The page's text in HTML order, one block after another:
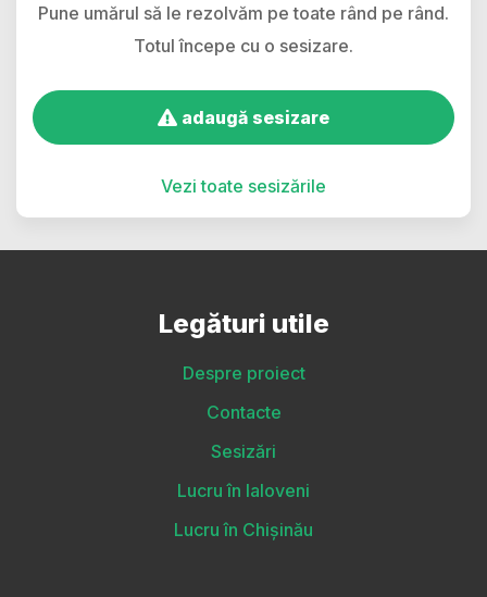
Pune umărul să le rezolvăm pe toate rând pe rând.
Totul începe cu o sesizare.
adaugă sesizare
Vezi toate sesizările
Legături utile
Despre proiect
Contacte
Sesizări
Lucru în Ialoveni
Lucru în Chișinău